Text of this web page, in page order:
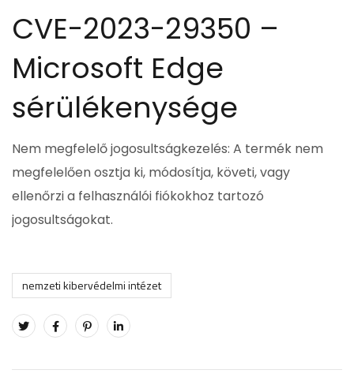
CVE-2023-29350 –
Microsoft Edge
sérülékenysége
Nem megfelelő jogosultságkezelés: A termék nem
megfelelően osztja ki, módosítja, követi, vagy
ellenőrzi a felhasználói fiókokhoz tartozó
jogosultságokat.
nemzeti kibervédelmi intézet